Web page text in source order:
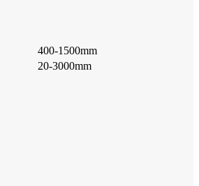
400-1500mm
20-3000mm